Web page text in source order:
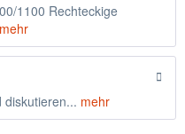
1100 Rechteckige
mehr
diskutieren... mehr